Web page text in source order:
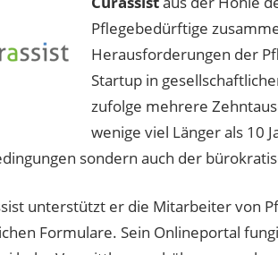
Pflegebedürftige
Herausforderungen der
Startup in
zufolge mehrere
wenige viel Länger als 10
sondern auch der
unterstützt er die Mitarbeiter von
Formulare. Sein Onlineportal